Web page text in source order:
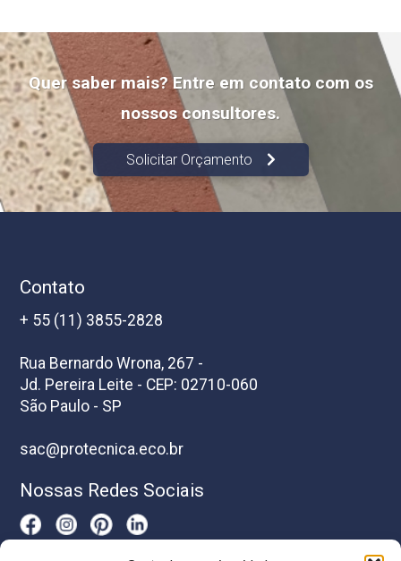
Quer saber mais? Entre em contato com os
nossos consultores.
Solicitar Orçamento
Contato
+ 55 (11) 3855-2828
Rua Bernardo Wrona, 267 -
Jd. Pereira Leite - CEP: 02710-060
São Paulo - SP
sac@protecnica.eco.br
Nossas Redes Sociais